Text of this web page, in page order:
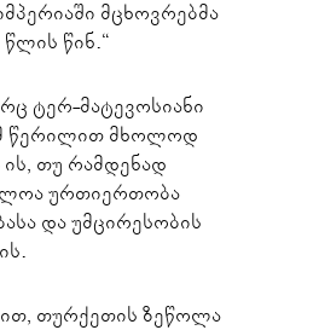
მცხოვრებმა
წლის წინ.“
ტერ-მატევოსიანი
წერილით მხოლოდ
თუ რამდენად
ურთიერთობა
და უმცირესობის
თურქეთის ზეწოლა